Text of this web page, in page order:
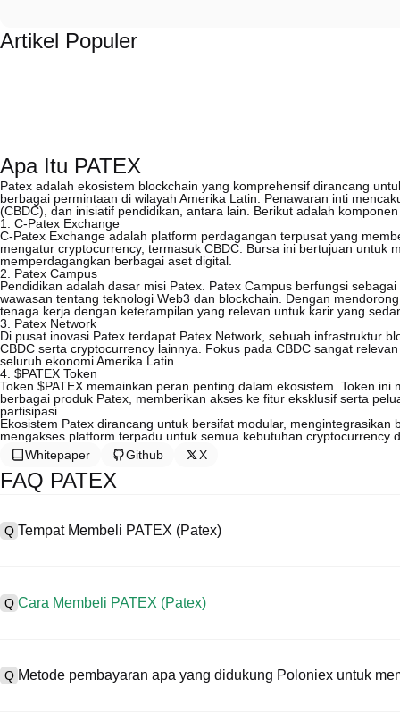
Artikel Populer
Apa Itu PATEX
Patex adalah ekosistem blockchain yang komprehensif dirancang
berbagai permintaan di wilayah Amerika Latin. Penawaran inti
(CBDC), dan inisiatif pendidikan, antara lain. Berikut adalah
1. C-Patex Exchange
C-Patex Exchange adalah platform perdagangan terpusat yang
mengatur cryptocurrency, termasuk CBDC. Bursa ini bertujuan
memperdagangkan berbagai aset digital.
2. Patex Campus
Pendidikan adalah dasar misi Patex. Patex Campus berfungsi
wawasan tentang teknologi Web3 dan blockchain. Dengan
tenaga kerja dengan keterampilan yang relevan untuk karir yang
3. Patex Network
Di pusat inovasi Patex terdapat Patex Network, sebuah infrastruktur
CBDC serta cryptocurrency lainnya. Fokus pada CBDC sangat
seluruh ekonomi Amerika Latin.
4. $PATEX Token
Token $PATEX memainkan peran penting dalam ekosistem. Token
berbagai produk Patex, memberikan akses ke fitur eksklusif serta
partisipasi.
Ekosistem Patex dirancang untuk bersifat modular,
mengakses platform terpadu untuk semua kebutuhan cryptocurrency
Whitepaper
Github X
FAQ PATEX
Q Tempat Membeli PATEX (Patex)
antarmuka yang ramah pengguna, likuiditas tinggi, dan berbagai
mendukung trading berbagai mata uang kripto, termasuk PATEX,
1. Buat akun dan selesaikan verifikasi KYC.
2. Danai akun Anda dengan mata uang fiat dan mata uang kripto.
Q Cara Membeli PATEX (Patex)
dan beragam aset digital berkualitas tinggi.
Q Metode pembayaran apa yang didukung Poloniex untuk